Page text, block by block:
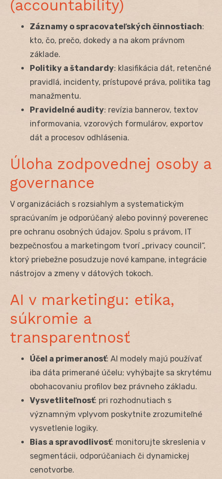
(accountability)
Záznamy o spracovateľských činnostiach:
kto, čo, prečo, dokedy a na akom právnom
základe.
Politiky a štandardy: klasifikácia dát, retenčné
pravidlá, incidenty, prístupové práva, politika tag
manažmentu.
Pravidelné audity: revízia bannerov, textov
informovania, vzorových formulárov, exportov
dát a procesov odhlásenia.
Úloha zodpovednej osoby a
governance
V organizáciách s rozsiahlym a systematickým
spracúvaním je odporúčaný alebo povinný poverenec
pre ochranu osobných údajov. Spolu s právom, IT
bezpečnosťou a marketingom tvorí „privacy council“,
ktorý priebežne posudzuje nové kampane, integrácie
nástrojov a zmeny v dátových tokoch.
AI v marketingu: etika,
súkromie a
transparentnosť
Účel a primeranosť: AI modely majú používať
iba dáta primerané účelu; vyhýbajte sa skrytému
obohacovaniu profilov bez právneho základu.
Vysvetliteľnosť: pri rozhodnutiach s
významným vplyvom poskytnite zrozumiteľné
vysvetlenie logiky.
Bias a spravodlivosť: monitorujte skreslenia v
segmentácii, odporúčaniach či dynamickej
cenotvorbe.